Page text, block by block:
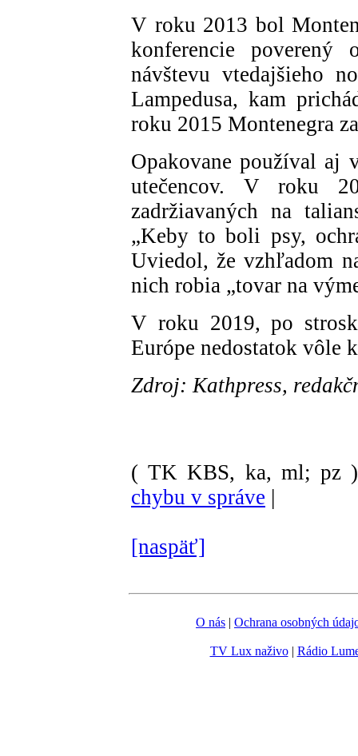
V roku 2013 bol
konferencie poverený
návštevu vtedajšieho
Lampedusa, kam
roku 2015 Montenegra
Opakovane používal aj
utečencov. V roku
zadržiavaných na
„Keby to boli psy,
Uviedol, že vzhľadom
nich robia „tovar na
V roku 2019, po
Európe nedostatok vôle
Zdroj: Kathpress,
( TK KBS, ka, ml; pz )
chybu v správe |
[naspäť]
O nás | Ochrana osobných
TV Lux naživo| Rádio